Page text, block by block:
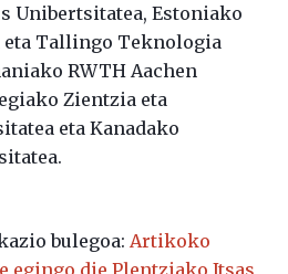
Unibertsitatea, Estoniako
Tallingo Teknologia
RWTH Aachen
Zientzia eta
eta Kanadako
bulegoa: Artikoko
die Plentziako Itsas